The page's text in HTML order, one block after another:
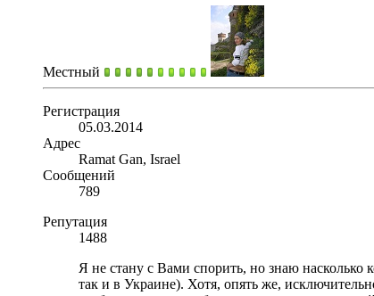
Местный
Регистрация
05.03.2014
Адрес
Ramat Gan, Israel
Сообщений
789
Репутация
1488
Я не стану с Вами спорить, но знаю
так и в Украине). Хотя, опять же,